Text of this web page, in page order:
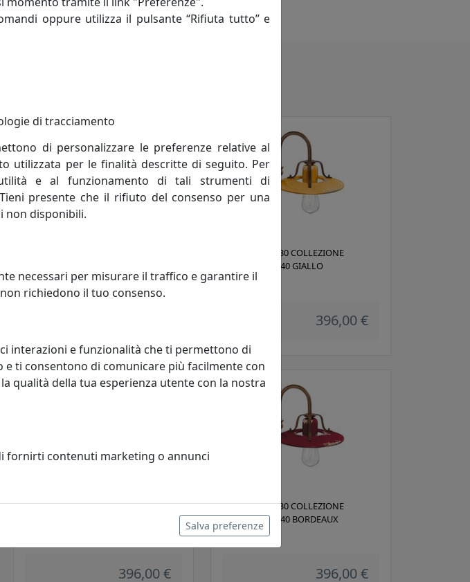
Ferroluce
APPLIQUE D.030 COLLEZIONE
COUNTRY C1440 GIALLO
396,00 €
APPLIQUE D.030 COLLEZIONE
396,00 €
APPLIQUE D.030 COLLEZIONE
COUNTRY C1440 BORDEAUX
Ferroluce
396,00 €
oppure utilizza il pulsante “Rifiuta tutto” e
di tracciamento
di personalizzare le preferenze relative al
utilizzata per le finalità descritte di seguito. Per
e al funzionamento di tali strumenti di
presente che il rifiuto del consenso per una
non disponibili.
necessari per misurare il traffico e garantire il
richiedono il tuo consenso.
interazioni e funzionalità che ti permettono di
ti consentono di comunicare più facilmente con
qualità della tua esperienza utente con la nostra
fornirti contenuti marketing o annunci
Salva preferenze